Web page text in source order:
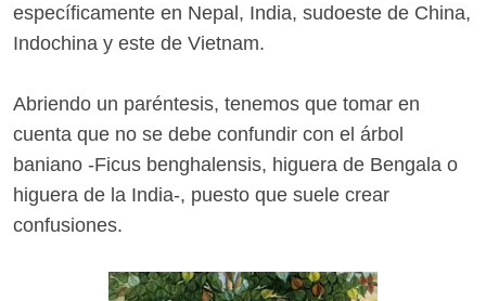
específicamente en Nepal, India, sudoeste de China,
Indochina y este de Vietnam.
Abriendo un paréntesis, tenemos que tomar en
cuenta que no se debe confundir con el árbol
baniano -Ficus benghalensis, higuera de Bengala o
higuera de la India-, puesto que suele crear
confusiones.